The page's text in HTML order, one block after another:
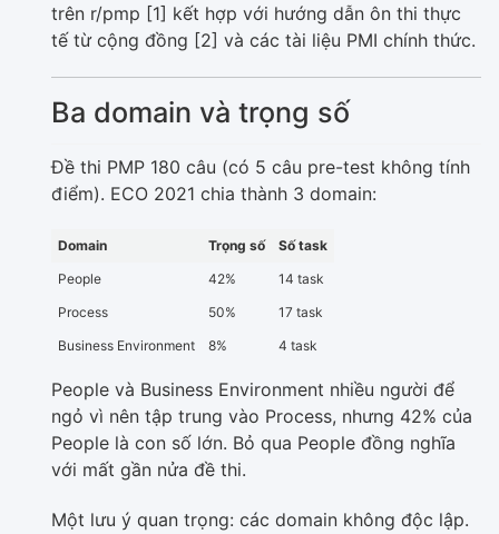
trên r/pmp [1] kết hợp với hướng dẫn ôn thi thực
tế từ cộng đồng [2] và các tài liệu PMI chính thức.
Ba domain và trọng số
Đề thi PMP 180 câu (có 5 câu pre-test không tính
điểm). ECO 2021 chia thành 3 domain:
Domain Trọng số
Số task
People
42%
14 task
Process
50%
17 task
Business Environment
8% 4 task
People và Business Environment nhiều người để
ngỏ vì nên tập trung vào Process, nhưng 42% của
People là con số lớn. Bỏ qua People đồng nghĩa
với mất gần nửa đề thi.
Một lưu ý quan trọng: các domain không độc lập.